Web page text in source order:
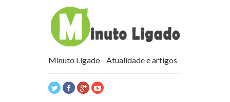
Minuto Ligado - Atualidade e artigos